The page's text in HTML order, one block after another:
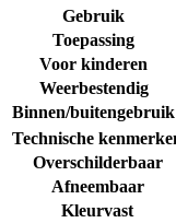
Gebruik
Toepassing
Voor kinderen
Weerbestendig
Binnen/buitengebruik
Technische
Overschilderbaar
Afneembaar
Kleurvast